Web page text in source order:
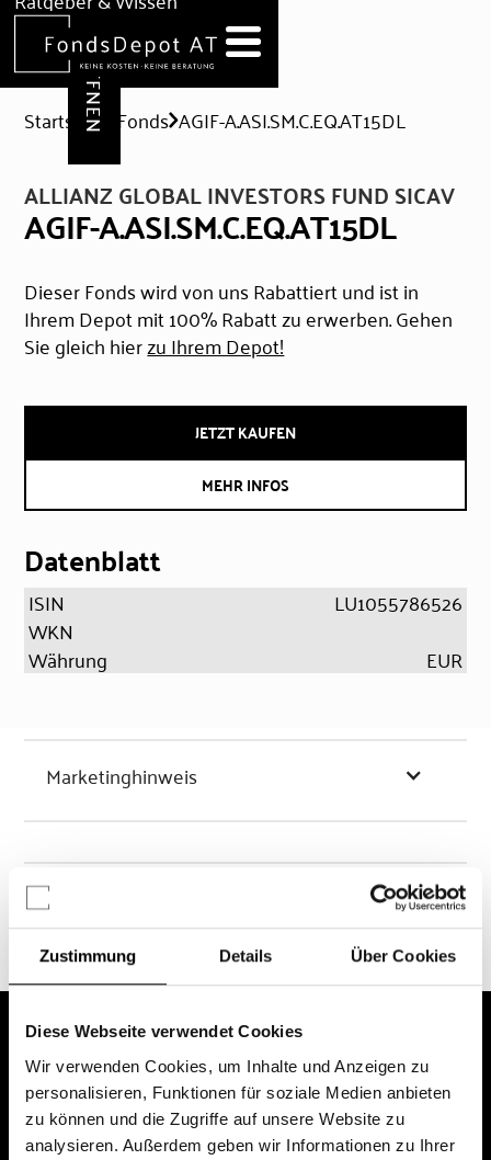
Zustimmung Details Über Cookies
Diese Webseite verwendet Cookies
Wir verwenden Cookies, um Inhalte und Anzeigen zu
personalisieren, Funktionen für soziale Medien anbieten
zu können und die Zugriffe auf unsere Website zu
analysieren. Außerdem geben wir Informationen zu Ihrer
Hilfe & Formulare
DEPOT ERÖFFNEN
Startseite Fonds AGIF-A.ASI.SM.C.EQ.AT15DL
ALLIANZ GLOBAL INVESTORS FUND SICAV
AGIF-A.ASI.SM.C.EQ.AT15DL
Dieser Fonds wird von uns Rabattiert und ist in
Ihrem Depot mit 100% Rabatt zu erwerben. Gehen
Sie gleich hierzu Ihrem Depot!
JETZT KAUFEN
MEHR INFOS
Datenblatt
ISIN
LU1055786526
WKN
Währung
EUR
Marketinghinweis
Chancen & Risiken